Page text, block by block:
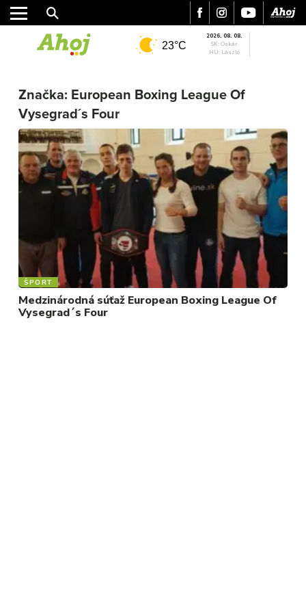
MESTO
ŠPORT
KULTÚRA
FOTKY
VIDEO
MIX
23°C
2026. 08. 08.
SK: Oskár
HU: László
Značka: European Boxing League Of
Vysegrad´s Four
ŠPORT
Medzinárodná súťaž European Boxing League Of
Vysegrad´s Four